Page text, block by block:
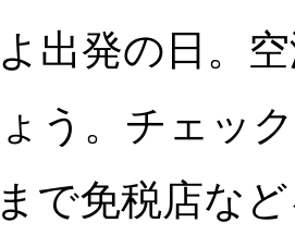
出発の日。
う。チェッ
で免税店な